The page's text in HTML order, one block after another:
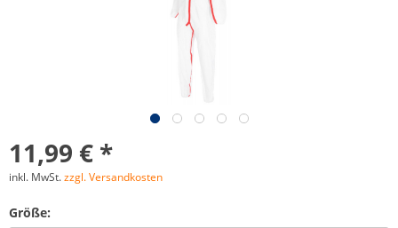
11,99 € *
inkl. MwSt.zzgl. Versandkosten
Größe: